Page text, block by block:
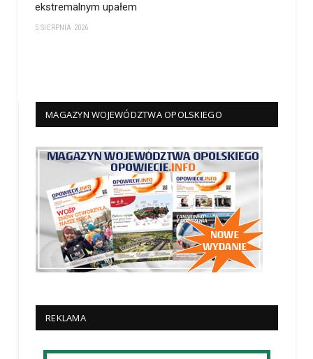
ekstremalnym upałem
5 SIERPNIA 2026
MAGAZYN WOJEWÓDZTWA OPOLSKIEGO
REKLAMA